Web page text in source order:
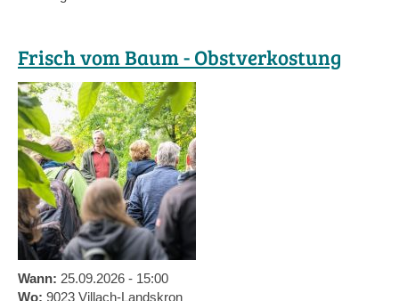
Frisch vom Baum - Obstverkostung
Wann: 25.09.2026 - 15:00
Wo: 9023 Villach-Landskron